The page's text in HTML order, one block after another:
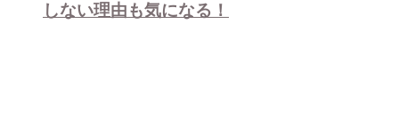
しない理由も気になる！